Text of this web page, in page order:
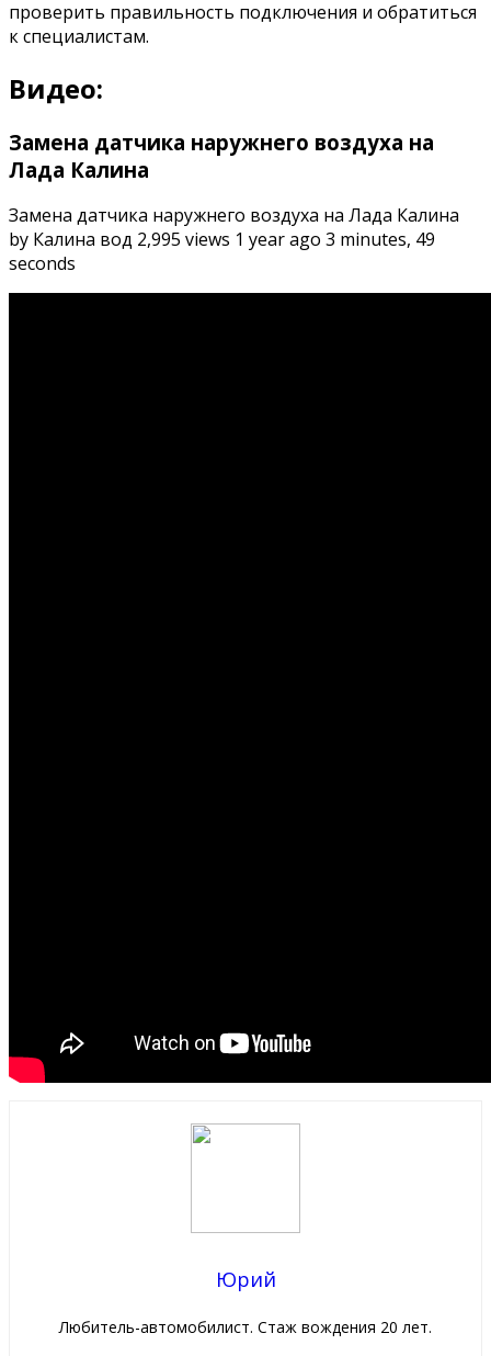
проверить правильность подключения и обратиться
к специалистам.
Видео:
Замена датчика наружнего воздуха на
Лада Калина
Замена датчика наружнего воздуха на Лада Калина
by Калина вод 2,995 views 1 year ago 3 minutes, 49
seconds
Юрий
Любитель-автомобилист. Стаж вождения 20 лет.